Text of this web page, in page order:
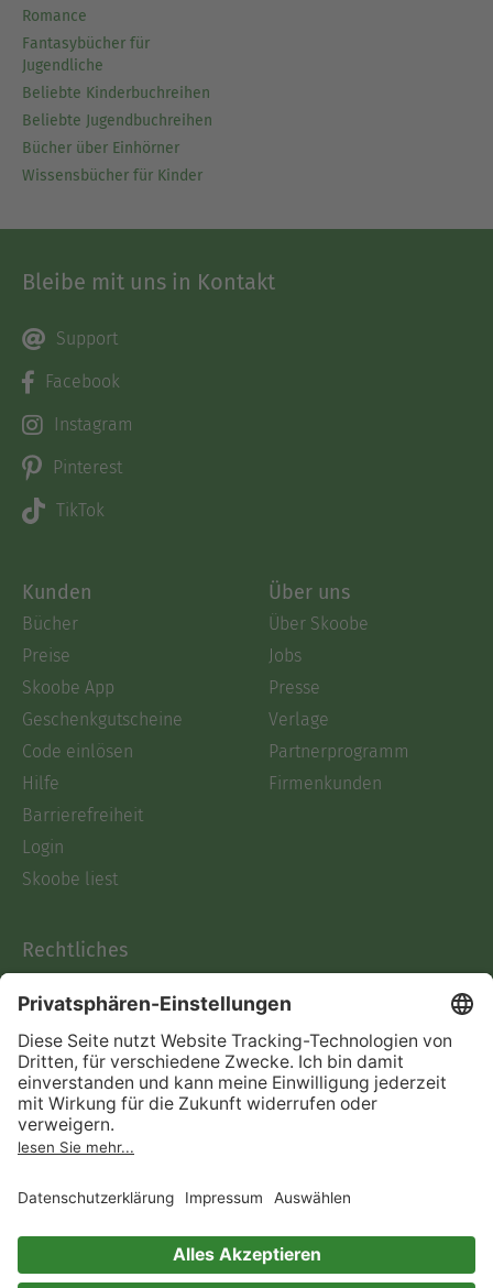
Romance
Fantasybücher für
Jugendliche
Beliebte Kinderbuchreihen
Beliebte Jugendbuchreihen
Bücher über Einhörner
Wissensbücher für Kinder
Bleibe mit uns in Kontakt
Support
Facebook
Instagram
Pinterest
TikTok
Kunden
Bücher
Preise
Skoobe App
Geschenkgutscheine
Code einlösen
Hilfe
Barrierefreiheit
Login
Skoobe liest
Über uns
Über Skoobe
Jobs
Presse
Verlage
Partnerprogramm
Firmenkunden
Rechtliches
AGB
Informationen nach Data
Act
Verträge hier kündigen
Impressum
Immer ein gutes Buch